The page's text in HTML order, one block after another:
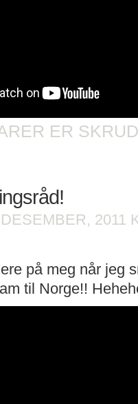
ER
2011
på meg når jeg
til Norge!!